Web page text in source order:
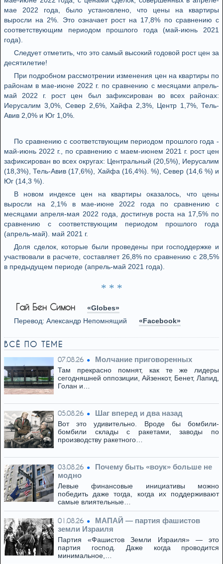
мае 2022 года, было установлено, что цены на квартиры
выросли на 2%. Это означает рост на 17,8% по сравнению с
соответствующим периодом прошлого года (май-июнь 2021
года).
Следует отметить, что это самый высокий годовой рост цен за
десятилетие!
При подробном рассмотрении изменения цен на квартиры по
районам в мае-июне 2022 г. по сравнению с месяцами апрель-
май 2022 г. рост цен был зафиксирован во всех районах:
Иерусалим 3,0%, Север 2,6%, Хайфа 2,3%, Центр 1,7%, Тель-
Авив 2,0% и Юг 1,0%.
По сравнению с соответствующим периодом прошлого года -
май-июнь 2022 г., по сравнению с маем-июнем 2021 г. рост цен
зафиксирован во всех округах: Центральный (20,5%), Иерусалим
(18,3%), Тель-Авив (17,6%), Хайфа (16,4%). %), Север (14,6 %) и
Юг (14,3 %).
В новом индексе цен на квартиры оказалось, что цены
выросли на 2,1% в мае-июне 2022 года по сравнению с
месяцами апреля-мая 2022 года, достигнув роста на 17,5% по
сравнению с соответствующим периодом прошлого года
(апрель-май). май 2021 г.
Доля сделок, которые были проведены при господдержке и
участвовали в расчете, составляет 26,8% по сравнению с 28,5%
в предыдущем периоде (апрель-май 2021 года).
* * *
Гай Бен Симон
«Globes»
Перевод: Александр Непомнящий
«Facebook»
ВСЁ ПО ТЕМЕ
07.08.26 Молчание приговоренных
Там прекрасно помнят, как те же лидеры
сегодняшней оппозиции, Айзенкот, Бенет, Лапид,
Голан и…
05.08.26 Шаг вперед и два назад
Вот это удивительно. Вроде бы бомбили-
бомбили склады с ракетами, заводы по
производству ракетного…
03.08.26
Почему быть «воук» больше не
модно
Левые финансовые инициативы можно
победить даже тогда, когда их поддерживают
самые влиятельные…
01.08.26
МАПАЙ — партия фашистов
земли Израиля
Партия «Фашистов Земли Израиля» — это
партия господ. Даже когда проводится
минимальное,…